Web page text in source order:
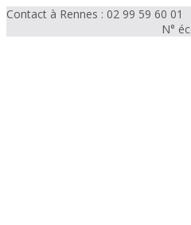
Contact à Rennes : 02 99 59 60 01
N°